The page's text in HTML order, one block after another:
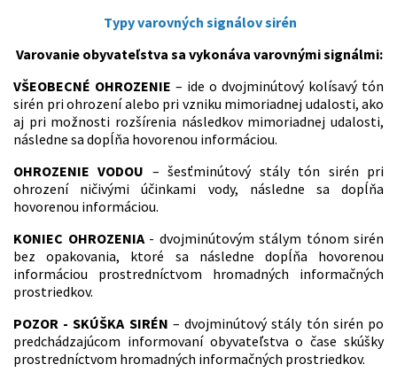
Typy varovných signálov sirén
Varovanie obyvateľstva sa vykonáva varovnými signálmi:
VŠEOBECNÉ OHROZENIE – ide o dvojminútový kolísavý tón
sirén pri ohrození alebo pri vzniku mimoriadnej udalosti, ako
aj pri možnosti rozšírenia následkov mimoriadnej udalosti,
následne sa dopĺňa hovorenou informáciou.
OHROZENIE VODOU – šesťminútový stály tón sirén pri
ohrození ničivými účinkami vody, následne sa dopĺňa
hovorenou informáciou.
KONIEC OHROZENIA- dvojminútovým stálym tónom sirén
bez opakovania, ktoré sa následne dopĺňa hovorenou
informáciou prostredníctvom hromadných informačných
prostriedkov.
POZOR - SKÚŠKA SIRÉN – dvojminútový stály tón sirén po
predchádzajúcom informovaní obyvateľstva o čase skúšky
prostredníctvom hromadných informačných prostriedkov.